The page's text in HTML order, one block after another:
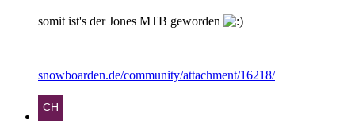
somit ist's der Jones MTB geworden
snowboarden.de/community/attachment/16218/